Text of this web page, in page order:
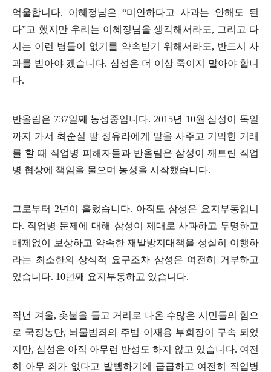
억울합니다. 이혜정님은 “미안하다고 사과는 안해도 된
다”고 했지만 우리는 이혜정님을 생각해서라도, 그리고 다
시는 이런 병들이 없기를 약속받기 위해서라도, 반드시 사
과를 받아야 겠습니다. 삼성은 더 이상 죽이지 말아야 합니
다.
반올림은 737일째 농성중입니다. 2015년 10월 삼성이 독일
까지 가서 최순실 딸 정유라에게 말을 사주고 기막힌 거래
를 할 때 직업병 피해자들과 반올림은 삼성이 깨트린 직업
병 협상에 책임을 물으며 농성을 시작했습니다.
그로부터 2년이 흘렀습니다. 아직도 삼성은 요지부동입니
다. 직업병 문제에 대해 삼성이 제대로 사과하고 투명하고
배제없이 보상하고 약속한 재발방지대책을 성실히 이행하
라는 최소한의 상식적 요구조차 삼성은 여전히 거부하고
있습니다. 10년째 요지부동하고 있습니다.
작년 겨울, 촛불을 들고 거리로 나온 수많은 시민들의 힘으
로 국정농단, 뇌물범죄의 주범 이재용 부회장이 구속 되었
지만, 삼성은 아직 아무런 반성도 하지 않고 있습니다. 여전
히 아무 죄가 없다고 발뺌하기에 급급하고 여전히 직업병